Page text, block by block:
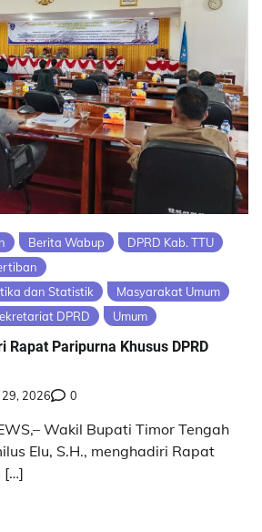
Berita Wabup
DPRD Kab. TTU
dan Statistik
Masyarakat Umum
DPRD Umum
Rapat Paripurna Khusus DPRD
29, 2026 0
Wakil Bupati Timor Tengah
Elu, S.H., menghadiri Rapat
[…]